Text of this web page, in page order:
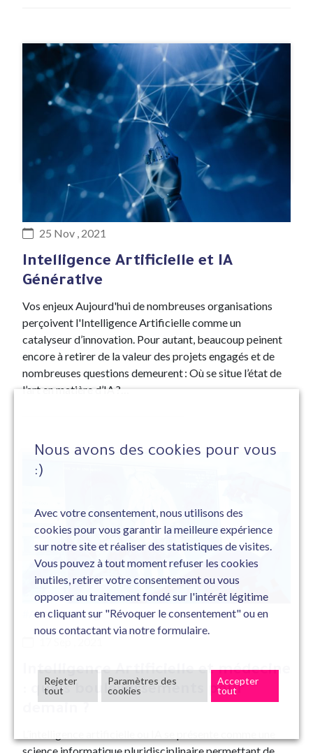
#Expertise
25 Nov , 2021
Intelligence Artificielle et IA
Générative
Vos enjeux Aujourd'hui de nombreuses organisations
perçoivent l'Intelligence Artificielle comme un
catalyseur d’innovation. Pour autant, beaucoup peinent
encore à retirer de la valeur des projets engagés et de
nombreuses questions demeurent : Où se situe l’état de
l’art en matière d’IA ?…
#Article de blog
Intelligence Artificielle et médecine
: quels bouleversements pour
Nous avons des cookies pour vous
:)
Avec votre consentement, nous utilisons des
cookies pour vous garantir la meilleure expérience
sur notre site et réaliser des statistiques de visites.
Vous pouvez à tout moment refuser les cookies
inutiles, retirer votre consentement ou vous
opposer au traitement fondé sur l'intérêt légitime
en cliquant sur "Révoquer le consentement" ou en
nous contactant via notre formulaire.
Rejeter
tout
Paramètres des
cookies
Accepter
tout